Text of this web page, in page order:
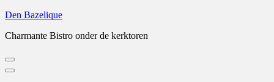
Ga
inhoud
enter)
Den Bazelique
Charmante Bistro onder de kerktoren